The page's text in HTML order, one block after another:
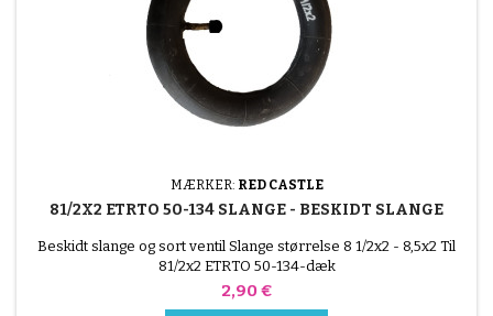
MÆRKER: RED CASTLE
81/2X2 ETRTO 50-134 SLANGE - BESKIDT SLANGE
Beskidt slange og sort ventil Slange størrelse 8 1/2x2 - 8,5x2 Til
81/2x2 ETRTO 50-134-dæk
Pris
2,90 €